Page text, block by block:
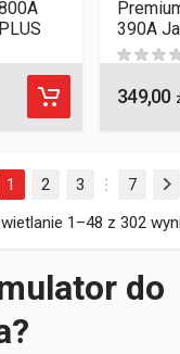
do
390A
349,00
1 2 3
…
7
1–48 z 302